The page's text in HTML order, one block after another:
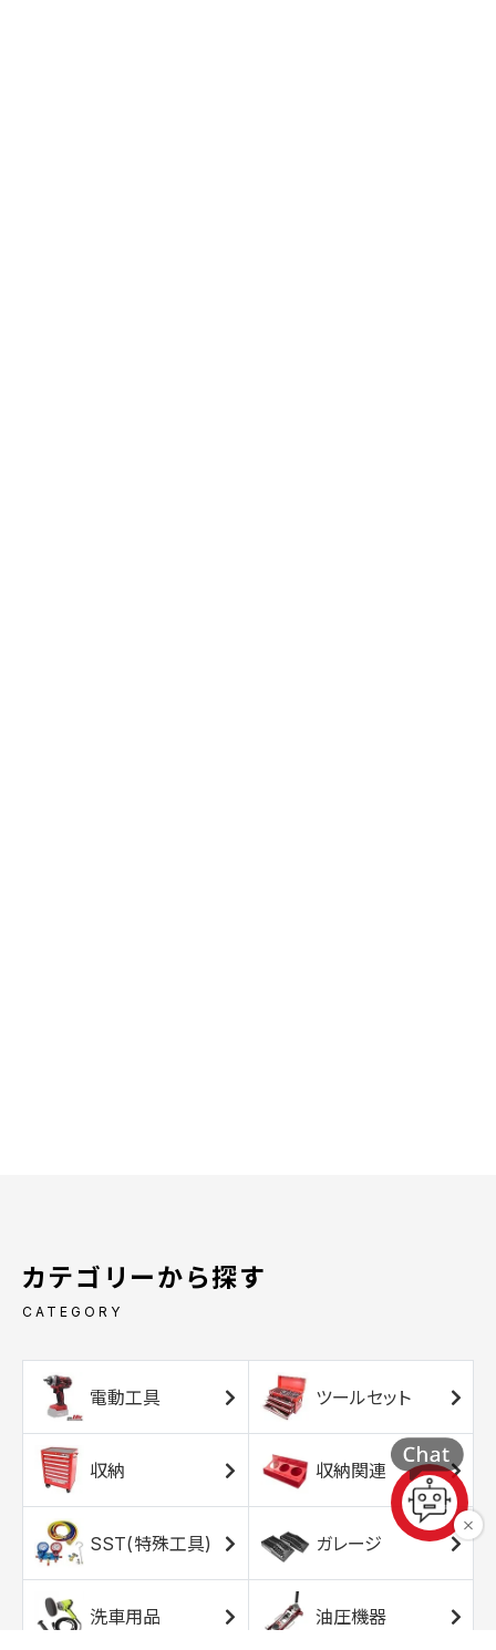
カテゴリーから探す
CATEGORY
電動工具 ツールセット
収納 収納関連
SST(特殊工具) ガレージ
洗車用品 油圧機器